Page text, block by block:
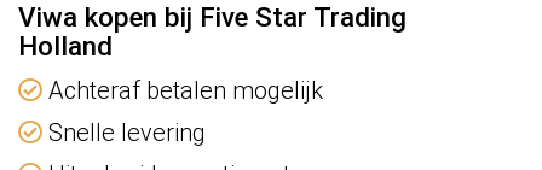
Viwa kopen bij Five Star Trading
Holland
Achteraf betalen mogelijk
Snelle levering